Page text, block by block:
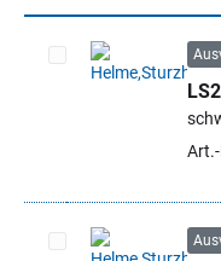
Artikel auswählen